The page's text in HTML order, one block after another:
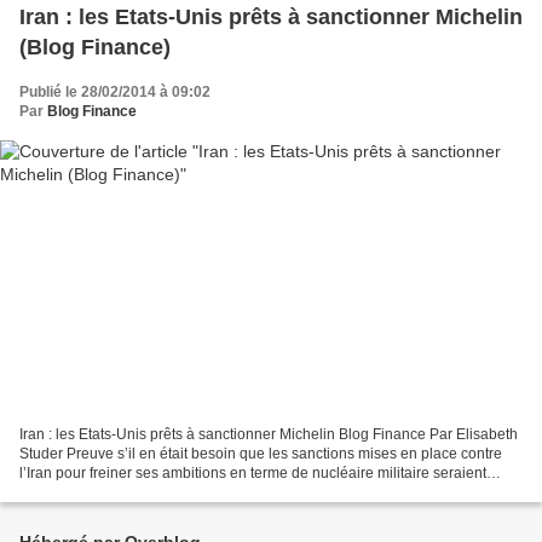
Iran : les Etats-Unis prêts à sanctionner Michelin
(Blog Finance)
Publié le 28/02/2014 à 09:02
Par Blog Finance
Iran : les Etats-Unis prêts à sanctionner Michelin Blog Finance Par Elisabeth
Studer Preuve s’il en était besoin que les sanctions mises en place contre
l’Iran pour freiner ses ambitions en terme de nucléaire militaire seraient